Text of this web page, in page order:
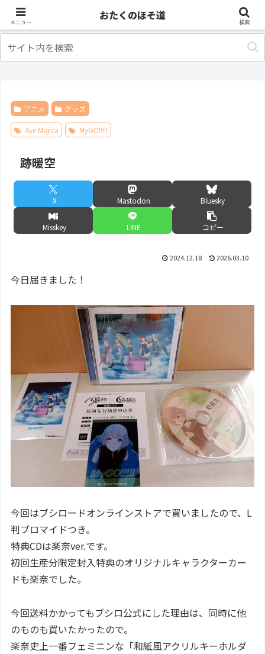
アニメ グッズ
Ave Mujica MyGO!!!!!
跡暖空
X Mastodon Bluesky
Misskey LINE コピー
2024.12.18 2026.03.10
今日届きました！
今回はブシロードオンラインストアで買いましたので、L
判ブロマイドつき。
特典CDは楽奈ver.です。
初回生産分限定封入特典のオリジナルキャラクターカー
ドも楽奈でした。
今回送料かかってもブシロ公式にした理由は、同時に他
のものも買いたかったので。
楽奈史上一番フェミニンな「和紙風アクリルキーホルダ
メニュー
おたくのほそ道
検索